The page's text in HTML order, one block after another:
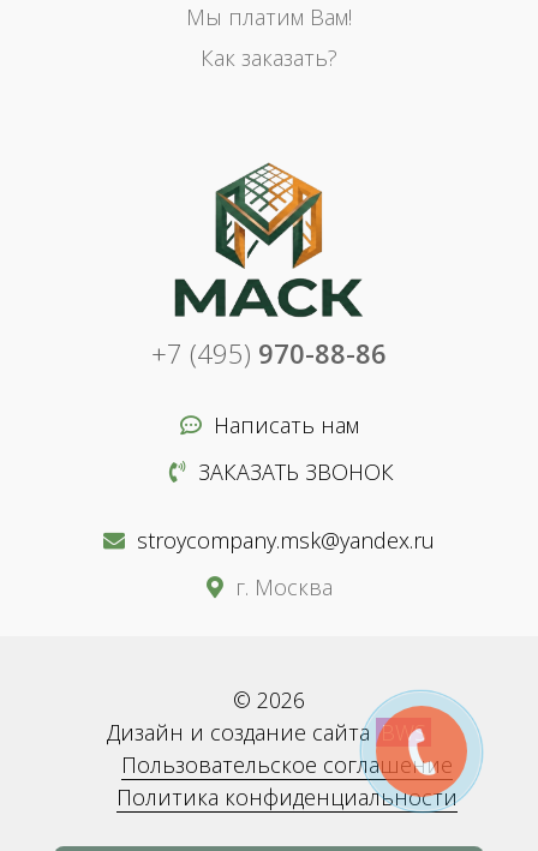
Мы платим Вам!
Как заказать?
+7 (495) 970-88-86
Написать нам
ЗАКАЗАТЬ ЗВОНОК
stroycompany.msk@yandex.ru
г. Москва
© 2026
Дизайн и создание сайта BWS
Пользовательское соглашение
Политика конфиденциальности